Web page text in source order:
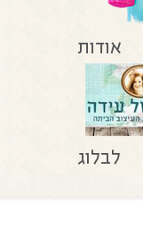
אודות
לבלוג